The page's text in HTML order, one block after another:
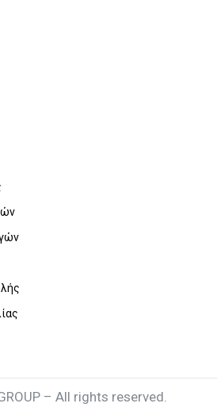
– All rights reserved.